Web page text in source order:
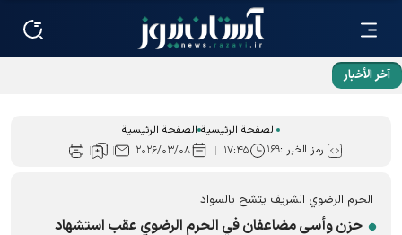
آخر الأخبار
الصفحة الرئيسية الصفحة الرئيسية
رمز الخبر :۱۶۹ ۱۷:۴۵ ۲۰۲۶/۰۳/۰۸
الحرم الرضوي الشریف یتشح بالسواد
حزن وأسى مضاعفان في الحرم الرضوي عقب استشهاد